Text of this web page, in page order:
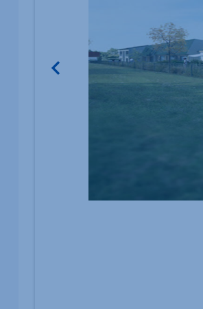
Image du bien Afficher